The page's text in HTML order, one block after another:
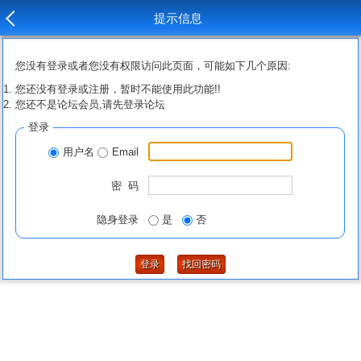
提示信息
您没有登录或者您没有权限访问此页面，可能如下几个原因:
您还没有登录或注册，暂时不能使用此功能!!
您还不是论坛会员,请先登录论坛
登录
用户名 Email
密 码
隐身登录 是 否